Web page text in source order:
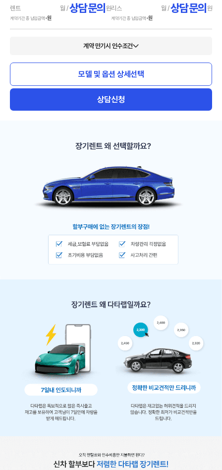
렌트 월 /상담문의원
계약기간 총 납입금액-원
리스 월 /상담문의원
계약기간 총 납입금액-원
계약 만기시 인수조건
모델 및 옵션 상세선택
상담신청